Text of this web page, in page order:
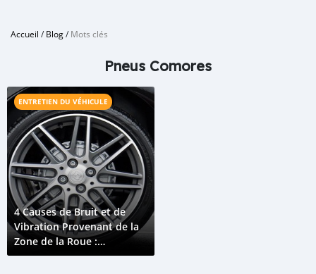
Accueil /Blog/Mots clés
Pneus Comores
ENTRETIEN DU VÉHICULE
4 Causes de Bruit et de
Vibration Provenant de la
Zone de la Roue :
Diagnostic et Solutions